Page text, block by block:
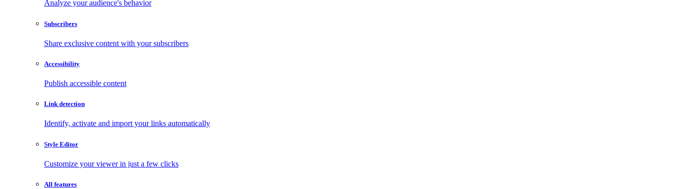
Analyze your audience's behavior
Subscribers
Share exclusive content with your subscribers
Accessibility
Publish accessible content
Link detection
Identify, activate and import your links automatically
Style Editor
Customize your viewer in just a few clicks
All features